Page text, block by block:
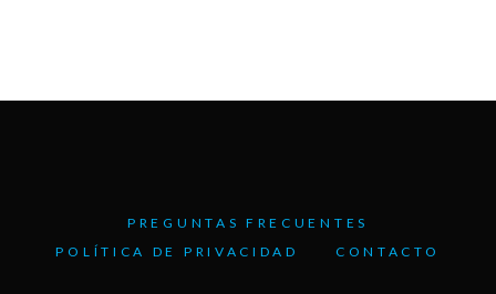
PREGUNTAS FRECUENTES
POLÍTICA DE PRIVACIDAD
CONTACTO